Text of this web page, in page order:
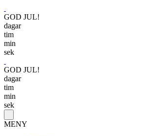
GOD JUL!
dagar
tim
min
sek
GOD JUL!
dagar
tim
min
sek
MENY